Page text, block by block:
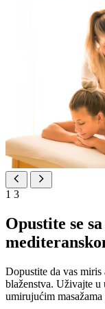
1 3
Opustite se
Dopustite da vas
blaženstva. Uživajte u
umirujućim